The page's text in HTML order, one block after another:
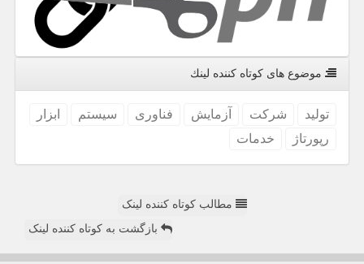
موضوع های كوتاه كننده لینك
تولید شركت آزمایش فناوری سیستم
ابزار
رپورتاژ
خدمات
مطالب کوتاه کننده لینک
بازگشت به کوتاه کننده لینک